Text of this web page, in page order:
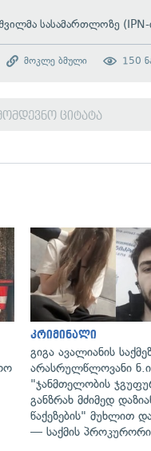
სასამართლოზე
150
მოკლე ბმული
ციტატა
გადახედვა
კრიმინალი
გიგა ავალიანის
არასრულწლოვანი
"ჯანმთელობის
განზრახ მძიმედ
წაქეზების" მუხლით
— საქმის პროკურორი